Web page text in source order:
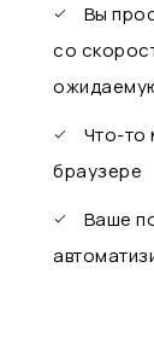
Вы
со
Что-то
браузере
Ваше